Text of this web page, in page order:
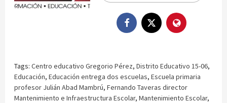
Tags: Centro educativo Gregorio Pérez, Distrito Educativo 15-06,
Educación, Educación entrega dos escuelas, Escuela primaria
profesor Julián Abad Mambrú, Fernando Taveras director
Mantenimiento e Infraestructura Escolar, Mantenimiento Escolar,